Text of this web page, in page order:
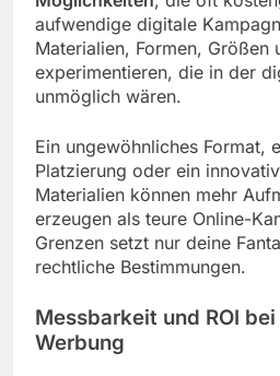
aufwendige digitale
Materialien, Formen, Größen
experimentieren, die in der
unmöglich wären.
Ein ungewöhnliches Format,
Platzierung oder ein
Materialien können mehr
erzeugen als teure Online-
Grenzen setzt nur deine
rechtliche Bestimmungen.
Messbarkeit und ROI
Werbung